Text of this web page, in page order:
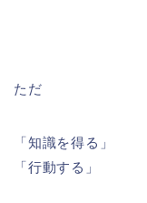
ただ
「知識を得る」
「行動する」